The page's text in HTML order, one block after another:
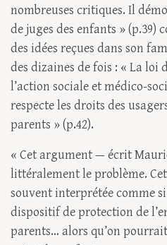
nombreuses critiques. Il
de juges des enfants » (p.39)
des idées reçues dans son
des dizaines de fois : « La loi
l’action sociale et médico-
respecte les droits des
parents » (p.42).
« Cet argument — écrit
littéralement le problème.
souvent interprétée comme
dispositif de protection de
parents… alors qu’on pourrait